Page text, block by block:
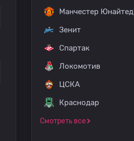
Манчестер Юнайтед
Зенит
Спартак
Локомотив
ЦСКА
Краснодар
Смотреть все